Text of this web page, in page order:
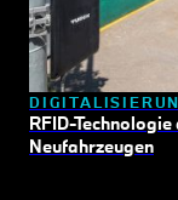
RFID-
Neufahrzeugen